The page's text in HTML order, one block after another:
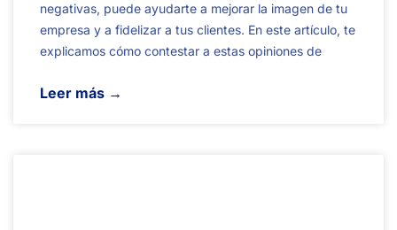
negativas, puede ayudarte a mejorar la imagen de tu
empresa y a fidelizar a tus clientes. En este artículo, te
explicamos cómo contestar a estas opiniones de
Leer más →